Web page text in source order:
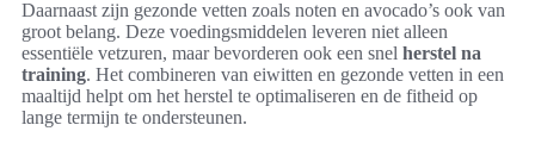
Daarnaast zijn gezonde vetten zoals noten en avocado’s ook van
groot belang. Deze voedingsmiddelen leveren niet alleen
essentiële vetzuren, maar bevorderen ook een snel herstel na
training. Het combineren van eiwitten en gezonde vetten in een
maaltijd helpt om het herstel te optimaliseren en de fitheid op
lange termijn te ondersteunen.